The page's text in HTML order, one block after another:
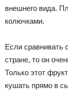
внешнего вида.
колючками.
Если
стране, то он
Только этот
кушать прямо в